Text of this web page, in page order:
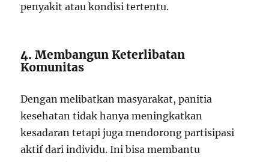
penyakit atau kondisi tertentu.
4. Membangun Keterlibatan
Komunitas
Dengan melibatkan masyarakat, panitia
kesehatan tidak hanya meningkatkan
kesadaran tetapi juga mendorong partisipasi
aktif dari individu. Ini bisa membantu